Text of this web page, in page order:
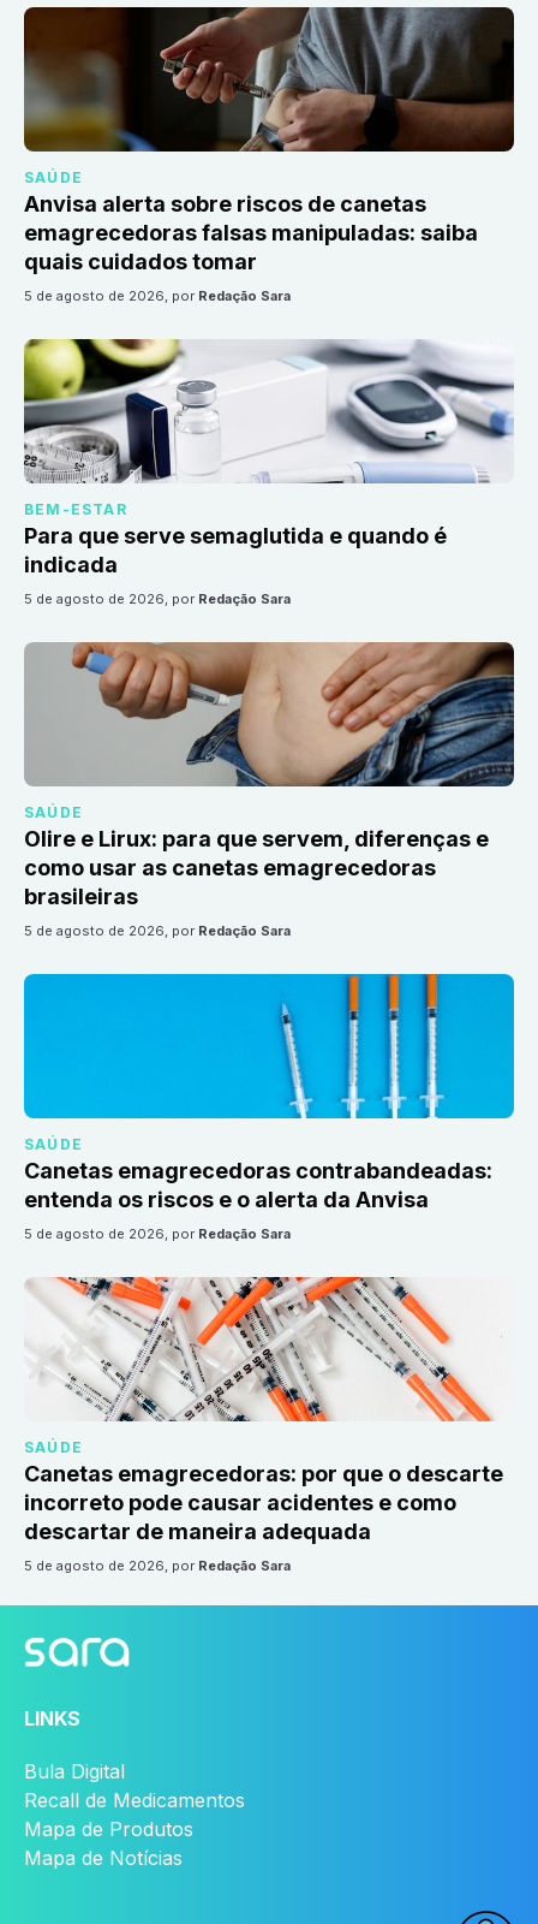
SAÚDE
Anvisa alerta sobre riscos de canetas
emagrecedoras falsas manipuladas: saiba
quais cuidados tomar
5 de agosto de 2026, por Redação Sara
BEM-ESTAR
Para que serve semaglutida e quando é
indicada
5 de agosto de 2026, por Redação Sara
SAÚDE
Olire e Lirux: para que servem, diferenças e
como usar as canetas emagrecedoras
brasileiras
5 de agosto de 2026, por Redação Sara
SAÚDE
Canetas emagrecedoras contrabandeadas:
entenda os riscos e o alerta da Anvisa
5 de agosto de 2026, por Redação Sara
SAÚDE
Canetas emagrecedoras: por que o descarte
incorreto pode causar acidentes e como
descartar de maneira adequada
5 de agosto de 2026, por Redação Sara
LINKS
Bula Digital
Recall de Medicamentos
Mapa de Produtos
Mapa de Notícias